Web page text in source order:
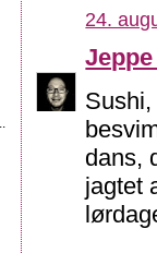
24.
dans,
jagtet